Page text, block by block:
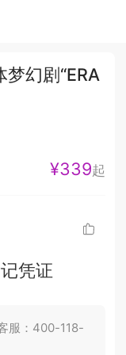
梦幻剧“ERA
¥339起
凭证
服：400-118-